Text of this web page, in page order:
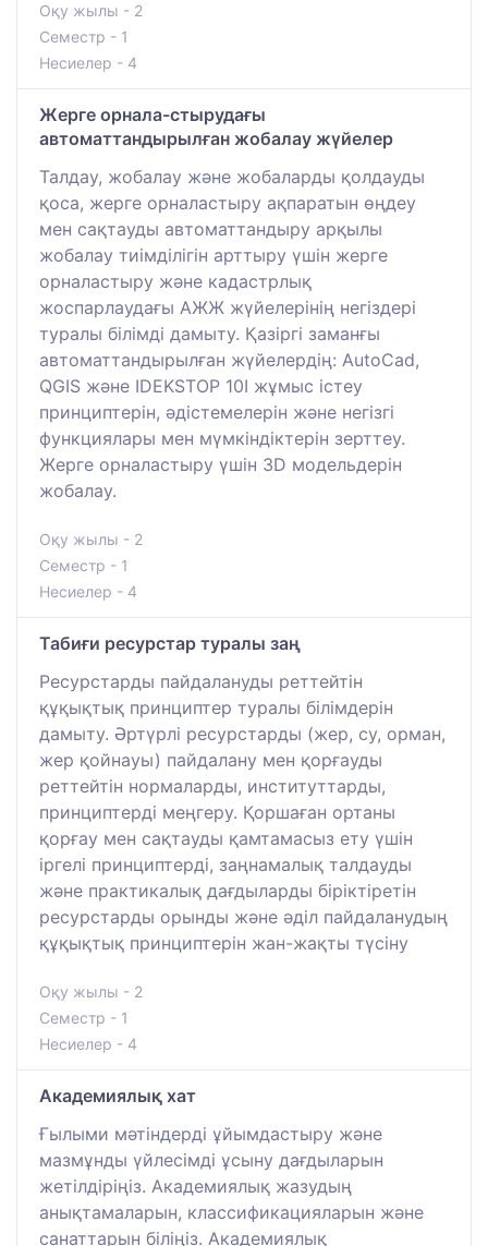
Оқу жылы - 2
Семестр - 1
Несиелер - 4
Жерге орнала-стырудағы
автоматтандырылған жобалау жүйелер
Талдау, жобалау және жобаларды қолдауды
қоса, жерге орналастыру ақпаратын өңдеу
мен сақтауды автоматтандыру арқылы
жобалау тиімділігін арттыру үшін жерге
орналастыру және кадастрлық
жоспарлаудағы АЖЖ жүйелерінің негіздері
туралы білімді дамыту. Қазіргі заманғы
автоматтандырылған жүйелердің: AutoCad,
QGIS және IDEKSTOP 10I жұмыс істеу
принциптерін, әдістемелерін және негізгі
функциялары мен мүмкіндіктерін зерттеу.
Жерге орналастыру үшін 3D модельдерін
жобалау.
Оқу жылы - 2
Семестр - 1
Несиелер - 4
Табиғи ресурстар туралы заң
Ресурстарды пайдалануды реттейтін
құқықтық принциптер туралы білімдерін
дамыту. Әртүрлі ресурстарды (жер, су, орман,
жер қойнауы) пайдалану мен қорғауды
реттейтін нормаларды, институттарды,
принциптерді меңгеру. Қоршаған ортаны
қорғау мен сақтауды қамтамасыз ету үшін
іргелі принциптерді, заңнамалық талдауды
және практикалық дағдыларды біріктіретін
ресурстарды орынды және әділ пайдаланудың
құқықтық принциптерін жан-жақты түсіну
Оқу жылы - 2
Семестр - 1
Несиелер - 4
Академиялық хат
Ғылыми мәтіндерді ұйымдастыру және
мазмұнды үйлесімді ұсыну дағдыларын
жетілдіріңіз. Академиялық жазудың
анықтамаларын, классификацияларын және
санаттарын біліңіз. Академиялық